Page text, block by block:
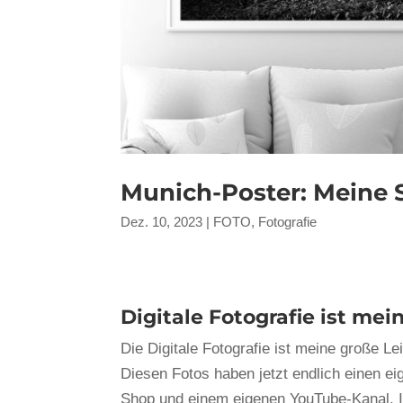
Munich-Poster: Meine
Dez. 10, 2023 | FOTO, Fotografie
Digitale Fotografie ist
Die Digitale Fotografie ist meine große
Diesen Fotos haben jetzt endlich einen
Shop und einem eigenen YouTube-